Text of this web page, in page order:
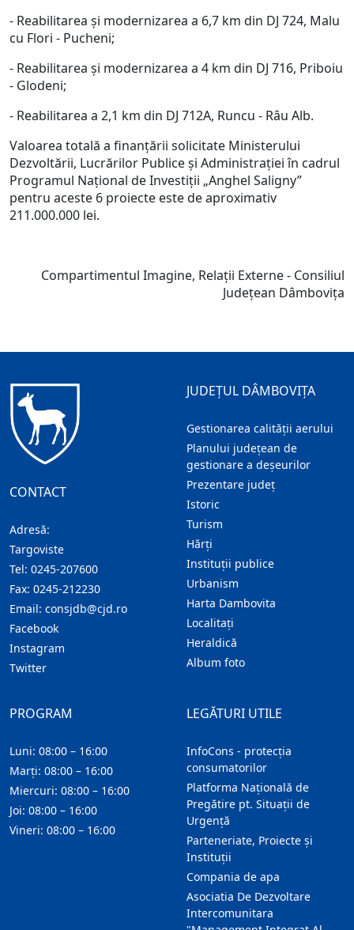
- Reabilitarea și modernizarea a 6,7 km din DJ 724, Malu
cu Flori - Pucheni;
- Reabilitarea și modernizarea a 4 km din DJ 716, Priboiu
- Glodeni;
- Reabilitarea a 2,1 km din DJ 712A, Runcu - Râu Alb.
Valoarea totală a finanțării solicitate Ministerului
Dezvoltării, Lucrărilor Publice și Administrației în cadrul
Programul Național de Investiții „Anghel Saligny”
pentru aceste 6 proiecte este de aproximativ
211.000.000 lei.
Compartimentul Imagine, Relații Externe - Consiliul
Județean Dâmbovița
CONTACT
Adresă:
Targoviste
Tel: 0245-207600
Fax: 0245-212230
Email: consjdb@cjd.ro
Facebook
Instagram
Twitter
JUDEȚUL DÂMBOVIȚA
Gestionarea calității aerului
Planului județean de
gestionare a deșeurilor
Prezentare judeţ
Istoric
Turism
Hărţi
Instituţii publice
Urbanism
Harta Dambovita
Localitaţi
Heraldică
Album foto
LEGĂTURI UTILE
InfoCons - protecția
consumatorilor
Platforma Națională de
Pregătire pt. Situații de
Urgență
Parteneriate, Proiecte și
Instituții
Compania de apa
Asociatia De Dezvoltare
Intercomunitara
PROGRAM
Luni: 08:00 – 16:00
Marți: 08:00 – 16:00
Miercuri: 08:00 – 16:00
Joi: 08:00 – 16:00
Vineri: 08:00 – 16:00